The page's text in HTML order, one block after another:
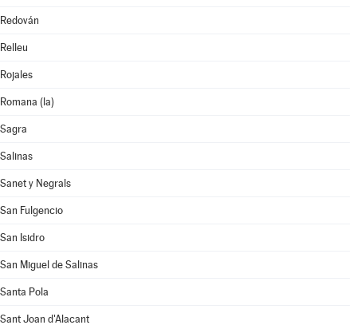
Redován
Relleu
Rojales
Romana (la)
Sagra
Salinas
Sanet y Negrals
San Fulgencio
San Isidro
San Miguel de Salinas
Santa Pola
Sant Joan d'Alacant